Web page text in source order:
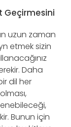
Geçirmesini
uzun zaman
etmek sizin
Daha
dil her
Bunun için